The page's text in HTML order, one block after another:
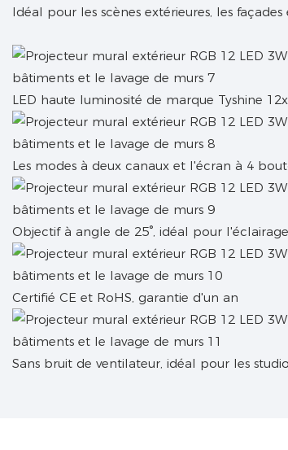
Idéal pour les scènes extérieures, les
LED haute luminosité de marque Tyshine
Les modes à deux canaux et l'écran à 4
Objectif à angle de 25°, idéal pour
Certifié CE et RoHS, garantie d'un an
Sans bruit de ventilateur, idéal pour les